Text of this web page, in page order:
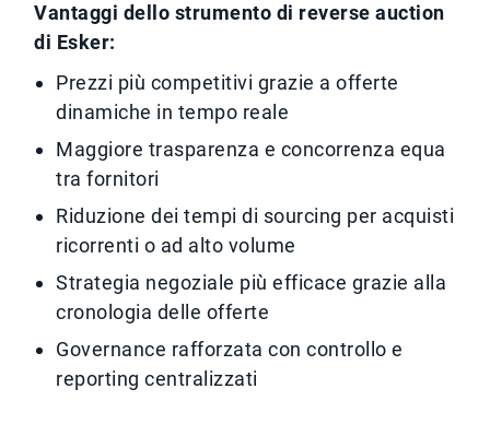
Vantaggi dello strumento di reverse auction
di Esker:
Prezzi più competitivi grazie a offerte
dinamiche in tempo reale
Maggiore trasparenza e concorrenza equa
tra fornitori
Riduzione dei tempi di sourcing per acquisti
ricorrenti o ad alto volume
Strategia negoziale più efficace grazie alla
cronologia delle offerte
Governance rafforzata con controllo e
reporting centralizzati